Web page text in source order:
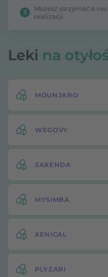
3
Możesz otrzymać e-
realizacji
Leki na
MOUNJARO
WEGOVY
SAXENDA
MYSIMBA
XENICAL
PLYZARI